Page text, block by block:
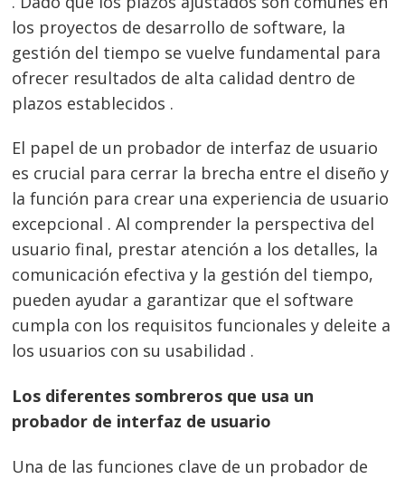
los proyectos de desarrollo de software, la
gestión del tiempo se vuelve fundamental para
ofrecer resultados de alta calidad dentro de
plazos establecidos .
El papel de un probador de interfaz de usuario
es crucial para cerrar la brecha entre el diseño y
la función para crear una experiencia de usuario
excepcional . Al comprender la perspectiva del
usuario final, prestar atención a los detalles, la
comunicación efectiva y la gestión del tiempo,
pueden ayudar a garantizar que el software
cumpla con los requisitos funcionales y deleite a
los usuarios con su usabilidad .
Los diferentes sombreros que usa un
probador de interfaz de usuario
Una de las funciones clave de un probador de